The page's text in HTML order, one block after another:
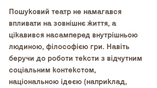
Пошуковий театр не намагався
впливати на зовнішнє життя, а
цікавився насамперед внутрішньою
людиною, філософією гри. Навіть
беручи до роботи тексти з відчутним
соціальним контекстом,
національною ідеєю (наприклад,